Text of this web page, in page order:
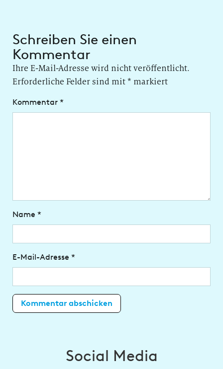
Schreiben Sie einen
Kommentar
Ihre E-Mail-Adresse wird nicht veröffentlicht.
Erforderliche Felder sind mit* markiert
Kommentar *
Name *
E-Mail-Adresse *
Social Media